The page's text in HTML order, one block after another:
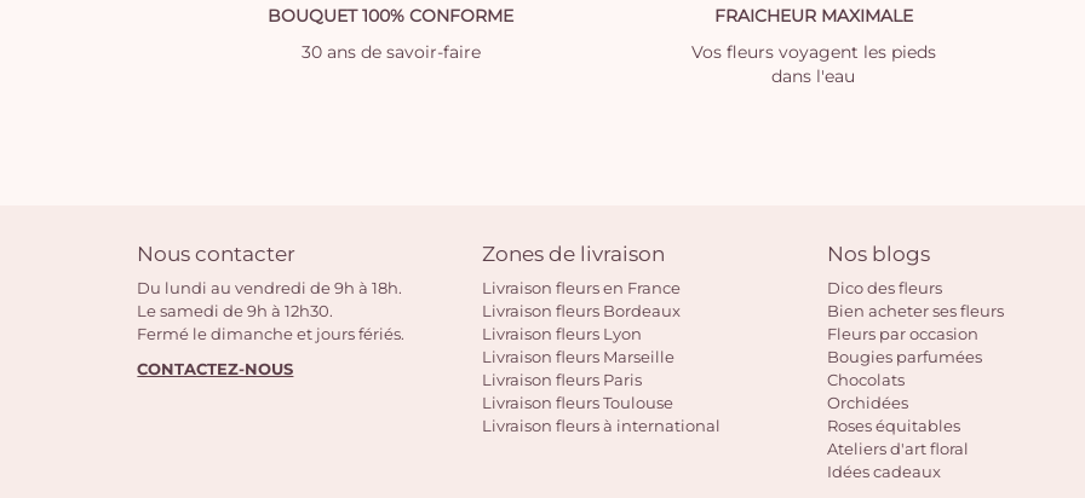
BOUQUET 100% CONFORME
30 ans de savoir-faire
FRAICHEUR MAXIMALE
Vos fleurs voyagent les pieds
dans l'eau
Nous contacter
Du lundi au vendredi de 9h à 18h.
Le samedi de 9h à 12h30.
Fermé le dimanche et jours fériés.
CONTACTEZ-NOUS
Zones de livraison
Livraison fleurs en France
Livraison fleurs Bordeaux
Livraison fleurs Lyon
Livraison fleurs Marseille
Livraison fleurs Paris
Livraison fleurs Toulouse
Livraison fleurs à international
Nos blogs
Dico des fleurs
Bien acheter ses fleurs
Fleurs par occasion
Bougies parfumées
Chocolats
Orchidées
Roses équitables
Ateliers d'art floral
Idées cadeaux